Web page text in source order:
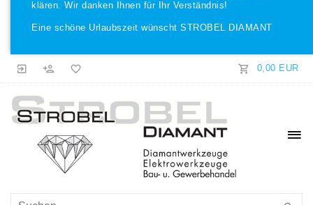
klären. Wir danken Ihnen für Ihr Verständnis!
Eine schöne Urlaubszeit wünscht STROBEL DIAMANT
0,00 EUR